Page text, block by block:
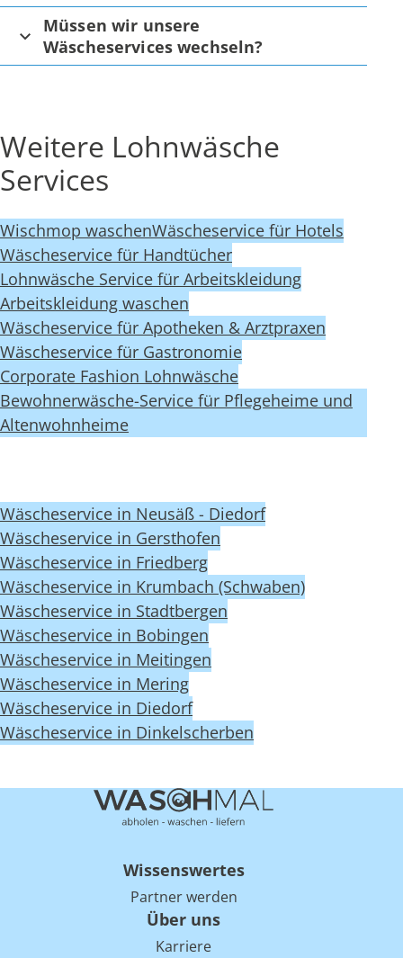
Müssen wir unsere
Wäscheservices wechseln?
Weitere Lohnwäsche
Services
Wischmop waschenWäscheservice für Hotels
Wäscheservice für Handtücher
Lohnwäsche Service für Arbeitskleidung
Arbeitskleidung waschen
Wäscheservice für Apotheken & Arztpraxen
Wäscheservice für Gastronomie
Corporate Fashion Lohnwäsche
Bewohnerwäsche-Service für Pflegeheime und
Altenwohnheime
Wäscheservice in Neusäß - Diedorf
Wäscheservice in Gersthofen
Wäscheservice in Friedberg
Wäscheservice in Krumbach (Schwaben)
Wäscheservice in Stadtbergen
Wäscheservice in Bobingen
Wäscheservice in Meitingen
Wäscheservice in Mering
Wäscheservice in Diedorf
Wäscheservice in Dinkelscherben
Wissenswertes
Partner werden
Über uns
Karriere